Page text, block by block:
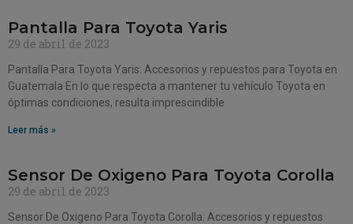
Pantalla Para Toyota Yaris
29 de abril de 2023
Pantalla Para Toyota Yaris: Accesorios y repuestos para Toyota en
Guatemala En lo que respecta a mantener tu vehículo Toyota en
óptimas condiciones, resulta imprescindible
Leer más »
Sensor De Oxigeno Para Toyota Corolla
29 de abril de 2023
Sensor De Oxigeno Para Toyota Corolla: Accesorios y repuestos